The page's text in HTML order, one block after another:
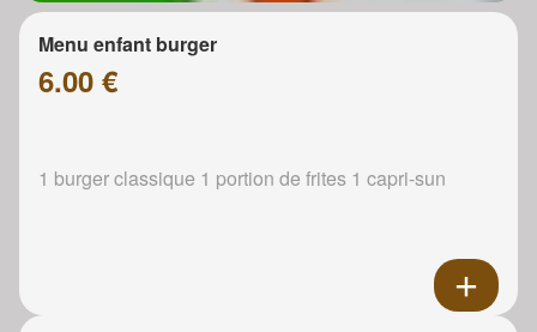
Menu enfant burger
6.00 €
1 burger classique 1 portion de frites 1 capri-sun